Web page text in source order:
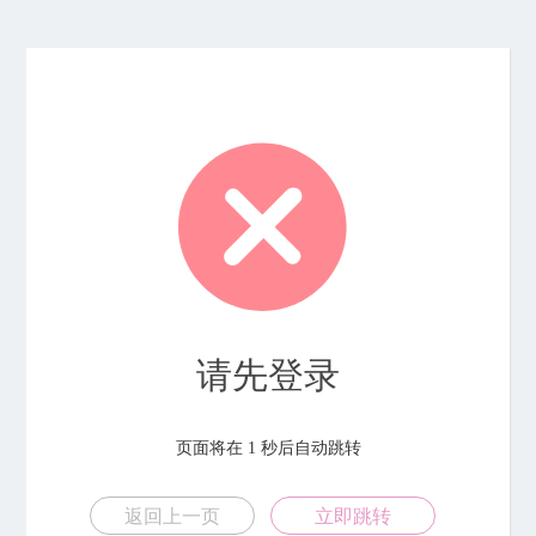
请先登录
页面将在 1 秒后自动跳转
返回上一页 立即跳转